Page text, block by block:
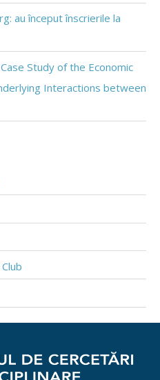
au început înscrierile la
Study of the Economic
Interactions between